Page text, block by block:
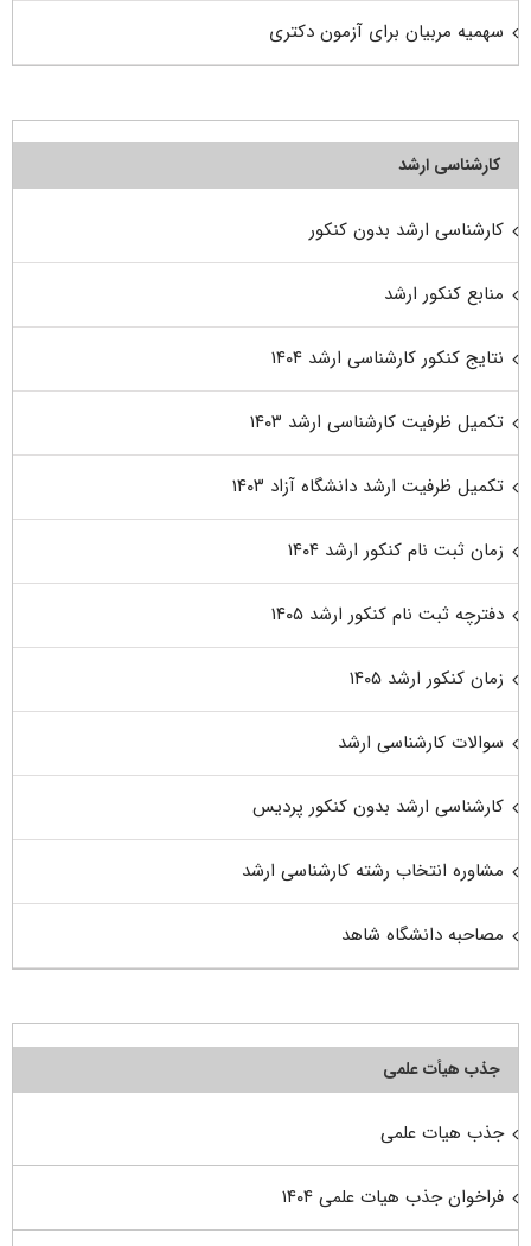
سهمیه مربیان برای آزمون دکتری
کارشناسی ارشد
کارشناسی ارشد بدون کنکور
منابع کنکور ارشد
نتایج کنکور کارشناسی ارشد ۱۴۰۴
تکمیل ظرفیت کارشناسی ارشد ۱۴۰۳
تکمیل ظرفیت ارشد دانشگاه آزاد ۱۴۰۳
زمان ثبت نام کنکور ارشد ۱۴۰۴
دفترچه ثبت نام کنکور ارشد ۱۴۰۵
زمان کنکور ارشد ۱۴۰۵
سوالات کارشناسی ارشد
کارشناسی ارشد بدون کنکور پردیس
مشاوره انتخاب رشته کارشناسی ارشد
مصاحبه دانشگاه شاهد
جذب هیأت علمی
جذب هیات علمی
فراخوان جذب هیات علمی ۱۴۰۴